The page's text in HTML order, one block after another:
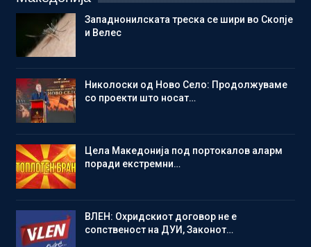
Западнонилската треска се шири во Скопје
и Велес
Николоски од Ново Село: Продолжуваме
со проекти што носат…
Цела Македонија под портокалов аларм
поради екстремни…
ВЛЕН: Охридскиот договор не е
сопственост на ДУИ, Законот…